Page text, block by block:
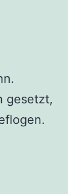
gesetzt,